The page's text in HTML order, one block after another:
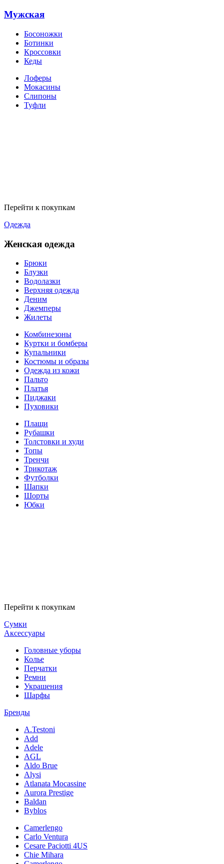
Мужская
Босоножки
Ботинки
Кроссовки
Кеды
Лоферы
Мокасины
Слипоны
Туфли
Перейти к покупкам
Одежда
Женская одежда
Брюки
Блузки
Водолазки
Верхняя одежда
Деним
Джемперы
Жилеты
Комбинезоны
Куртки и бомберы
Купальники
Костюмы и образы
Одежда из кожи
Пальто
Платья
Пиджаки
Пуховики
Плащи
Рубашки
Толстовки и худи
Топы
Тренчи
Трикотаж
Футболки
Шапки
Шорты
Юбки
Перейти к покупкам
Сумки
Аксессуары
Головные уборы
Колье
Перчатки
Ремни
Украшения
Шарфы
Бренды
A.Testoni
Add
Adele
AGL
Aldo Brue
Alysi
Atlanata Mocassine
Aurora Prestige
Baldan
Byblos
Camerlengo
Carlo Ventura
Cesare Paciotti 4US
Chie Mihara